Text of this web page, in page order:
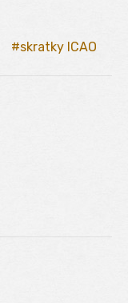
skratky ICAO